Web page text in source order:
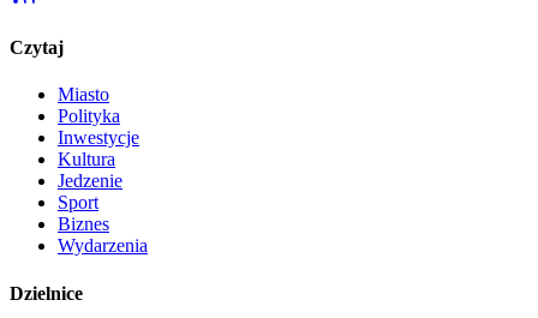
Czytaj
Miasto
Polityka
Inwestycje
Kultura
Jedzenie
Sport
Biznes
Wydarzenia
Dzielnice